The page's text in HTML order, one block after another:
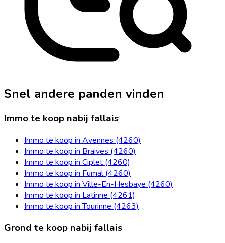
Snel andere panden vinden
Immo te koop nabij fallais
Immo te koop in Avennes (4260)
Immo te koop in Braives (4260)
Immo te koop in Ciplet (4260)
Immo te koop in Fumal (4260)
Immo te koop in Ville-En-Hesbaye (4260)
Immo te koop in Latinne (4261)
Immo te koop in Tourinne (4263)
Grond te koop nabij fallais